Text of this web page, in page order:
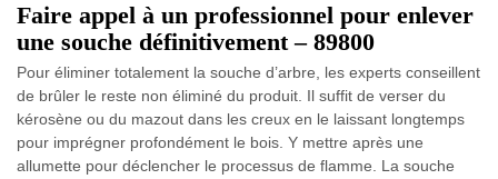
Faire appel à un professionnel pour enlever
une souche définitivement – 89800
Pour éliminer totalement la souche d’arbre, les experts conseillent
de brûler le reste non éliminé du produit. Il suffit de verser du
kérosène ou du mazout dans les creux en le laissant longtemps
pour imprégner profondément le bois. Y mettre après une
allumette pour déclencher le processus de flamme. La souche